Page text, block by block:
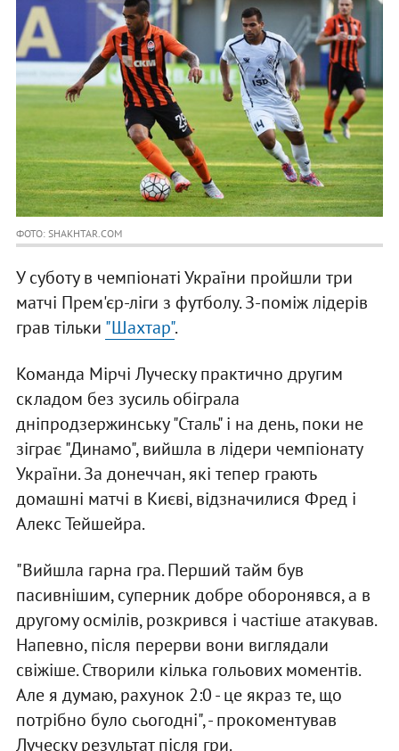
ФОТО: SHAKHTAR.COM
У суботу в чемпіонаті України пройшли три
матчі Прем'єр-ліги з футболу. З-поміж лідерів
грав тільки "Шахтар".
Команда Мірчі Луческу практично другим
складом без зусиль обіграла
дніпродзержинську "Сталь" і на день, поки не
зіграє "Динамо", вийшла в лідери чемпіонату
України. За донеччан, які тепер грають
домашні матчі в Києві, відзначилися Фред і
Алекс Тейшейра.
"Вийшла гарна гра. Перший тайм був
пасивнішим, суперник добре оборонявся, а в
другому осмілів, розкрився і частіше атакував.
Напевно, після перерви вони виглядали
свіжіше. Створили кілька гольових моментів.
Але я думаю, рахунок 2:0 - це якраз те, що
потрібно було сьогодні", - прокоментував
Луческу результат після гри.